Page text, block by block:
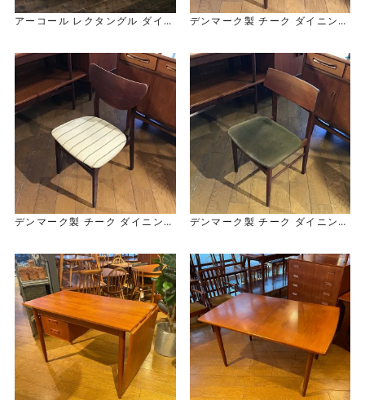
アーコール レクタングル ダイニ
Ercol Rectangle Dining Tabl
e
デンマーク製 チーク ダイニング
Chair
デンマーク製 チーク ダイニング
hair
デンマーク製 チーク ダイニング
Chair